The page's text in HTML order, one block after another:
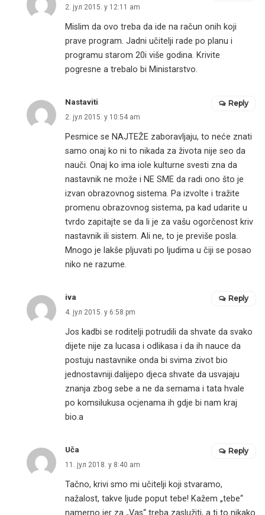
2. јул 2015. у 12:11 am
Mislim da ovo treba da ide na račun onih koji
prave program. Jadni učitelji rade po planu i
programu starom 20i više godina. Krivite
pogresne a trebalo bi Ministarstvo.
Nastaviti
2. јул 2015. у 10:54 am
Pesmice se NAJTEŽE zaboravljaju, to neće znati
samo onaj ko ni to nikada za života nije seo da
nauči. Onaj ko ima iole kulturne svesti zna da
nastavnik ne može i NE SME da radi ono što je
izvan obrazovnog sistema. Pa izvolte i tražite
promenu obrazovnog sistema, pa kad udarite u
tvrdo zapitajte se da li je za vašu ogorčenost kriv
nastavnik ili sistem. Ali ne, to je previše posla.
Mnogo je lakše pljuvati po ljudima u čiji se posao
niko ne razume.
Reply
iva
4. јул 2015. у 6:58 pm
Jos kadbi se roditelji potrudili da shvate da svako
dijete nije za lucasa i odlikasa i da ih nauce da
postuju nastavnike onda bi svima zivot bio
jednostavniji.dalijepo djeca shvate da usvajaju
znanja zbog sebe a ne da semama i tata hvale
po komsilukusa ocjenama ih gdje bi nam kraj
bio.a
Reply
Uča
11. јул 2018. у 8:40 am
Tačno, krivi smo mi učitelji koji stvaramo,
nažalost, takve ljude poput tebe! Kažem „tebe“
Reply